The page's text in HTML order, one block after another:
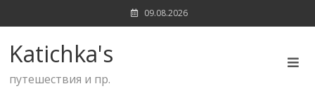
to
09.08.2026
Katichka's
путешествия и пр.